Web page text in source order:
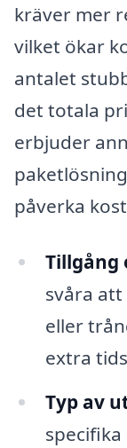
kräver mer
vilket ökar
antalet
det totala
erbjuder
påverka
Tillgång
svåra
eller
extra
Typ av